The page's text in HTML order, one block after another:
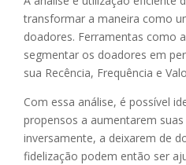
transformar a maneira como
doadores. Ferramentas como
segmentar os doadores em
sua Recência, Frequência e
Com essa análise, é possível
propensos a aumentarem
inversamente, a deixarem de
fidelização podem então ser